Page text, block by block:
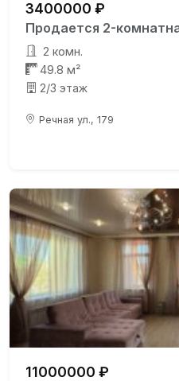
3400000 ₽
Продается 2-
2 комн.
49.8 м²
2/3 этаж
Речная ул., 179
11000000 ₽